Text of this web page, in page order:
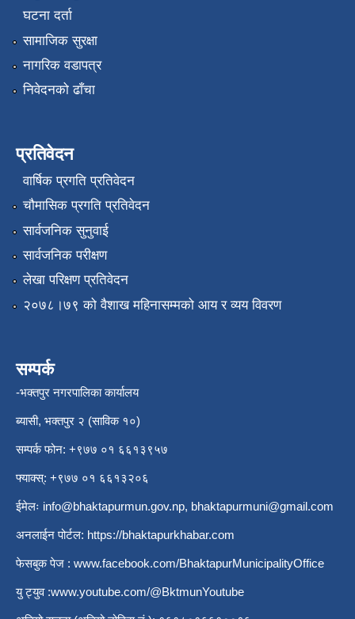
घटना दर्ता
सामाजिक सुरक्षा
नागरिक वडापत्र
निवेदनको ढाँचा
प्रतिवेदन
वार्षिक प्रगति प्रतिवेदन
चौमासिक प्रगति प्रतिवेदन
सार्वजनिक सुनुवाई
सार्वजनिक परीक्षण
लेखा परिक्षण प्रतिवेदन
२०७८।७९ को वैशाख महिनासम्मको आय र व्यय विवरण
सम्पर्क
-भक्तपुर नगरपालिका कार्यालय
ब्यासी, भक्तपुर २ (साविक १०)
सम्पर्क फोन: +९७७ ०१ ६६१३९५७
फ्याक्स्: +९७७ ०१ ६६१३२०६
ईमेलः info@bhaktapurmun.gov.np, bhaktapurmuni@gmail.com
अनलाईन पोर्टल: https://bhaktapurkhabar.com
फेसबुक पेज : www.facebook.com/BhaktapurMunicipalityOffice
यु ट्युव :www.youtube.com/@BktmunYoutube